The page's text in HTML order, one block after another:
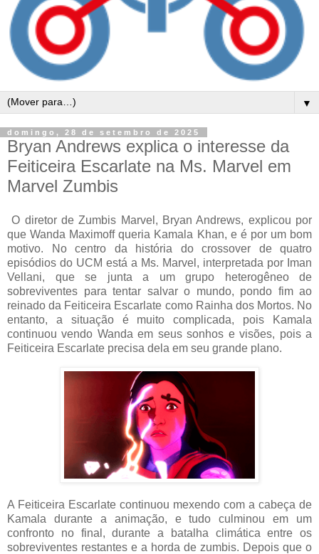
▼
domingo, 28 de setembro de 2025
Bryan Andrews explica o interesse da
Feiticeira Escarlate na Ms. Marvel em
Marvel Zumbis
O diretor de Zumbis Marvel, Bryan Andrews, explicou por
que Wanda Maximoff queria Kamala Khan, e é por um bom
motivo. No centro da história do crossover de quatro
episódios do UCM está a Ms. Marvel, interpretada por Iman
Vellani, que se junta a um grupo heterogêneo de
sobreviventes para tentar salvar o mundo, pondo fim ao
reinado da Feiticeira Escarlate como Rainha dos Mortos. No
entanto, a situação é muito complicada, pois Kamala
continuou vendo Wanda em seus sonhos e visões, pois a
Feiticeira Escarlate precisa dela em seu grande plano.
A Feiticeira Escarlate continuou mexendo com a cabeça de
Kamala durante a animação, e tudo culminou em um
confronto no final, durante a batalha climática entre os
sobreviventes restantes e a horda de zumbis. Depois que o